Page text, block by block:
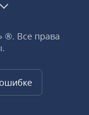
®. Все права